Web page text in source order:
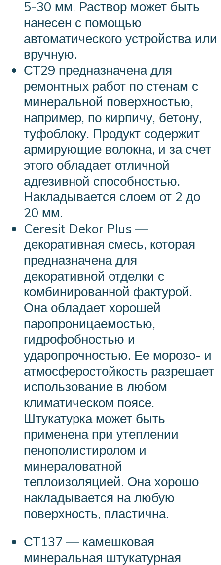
5-30 мм. Раствор может быть
нанесен с помощью
автоматического устройства или
вручную.
СТ29 предназначена для
ремонтных работ по стенам с
минеральной поверхностью,
например, по кирпичу, бетону,
туфоблоку. Продукт содержит
армирующие волокна, и за счет
этого обладает отличной
адгезивной способностью.
Накладывается слоем от 2 до
20 мм.
Ceresit Dekor Plus —
декоративная смесь, которая
предназначена для
декоративной отделки с
комбинированной фактурой.
Она обладает хорошей
паропроницаемостью,
гидрофобностью и
ударопрочностью. Ее морозо- и
атмосферостойкость разрешает
использование в любом
климатическом поясе.
Штукатурка может быть
применена при утеплении
пенополистиролом и
минераловатной
теплоизоляцией. Она хорошо
накладывается на любую
поверхность, пластична.
СТ137 — камешковая
минеральная штукатурная